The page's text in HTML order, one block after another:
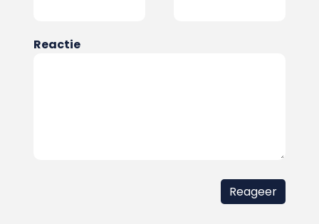
Reactie